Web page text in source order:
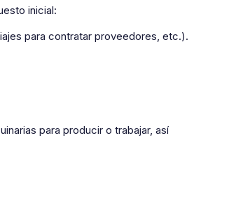
inicial:
para contratar proveedores, etc.).
para producir o trabajar, así